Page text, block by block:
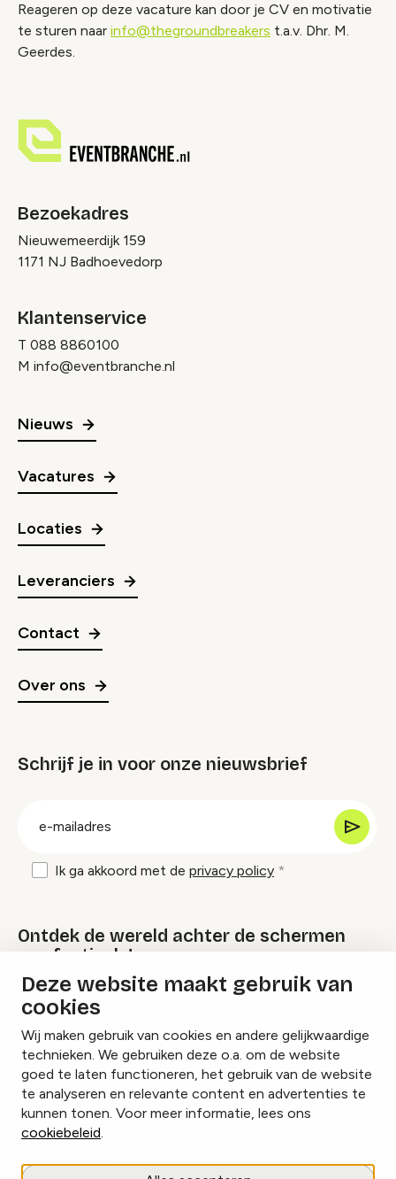
Deze website maakt gebruik van
cookies
Wij maken gebruik van cookies en andere gelijkwaardige
technieken. We gebruiken deze o.a. om de website
goed te laten functioneren, het gebruik van de website
te analyseren en relevante content en advertenties te
kunnen tonen. Voor meer informatie, lees ons
cookiebeleid.
Reageren op deze vacature kan door je CV en motivatie
te sturen naar info@thegroundbreakers t.a.v. Dhr. M.
Geerdes.
Bezoekadres
Nieuwemeerdijk 159
1171 NJ Badhoevedorp
Klantenservice
T 088 8860100
M info@eventbranche.nl
Nieuws
Vacatures
Locaties
Leveranciers
Contact
Over ons
Schrijf je in voor onze nieuwsbrief
Ik ga akkoord met de privacy policy
Ontdek de wereld achter de schermen
van festivals!
Lees onze Festival Specials
InstagramFacebookLinkedIn
Cookies beheren